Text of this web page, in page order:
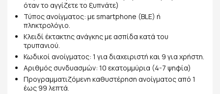
όταν το αγγίζετε το ξυπνάτε)
Τύπος ανοίγματος: με smartphone (BLE) ή
πληκτρολόγιο.
Κλειδί έκτακτης ανάγκης με ασπίδα κατά του
τρυπανιού.
Κωδικοί ανοίγματος: 1 για διαχειριστή και 9 για χρήστη.
Αριθμός συνδυασμών: 10 εκατομμύρια (4-7 ψηφία)
Προγραμματιζόμενη καθυστέρηση ανοίγματος από 1
έως 99 λεπτά.